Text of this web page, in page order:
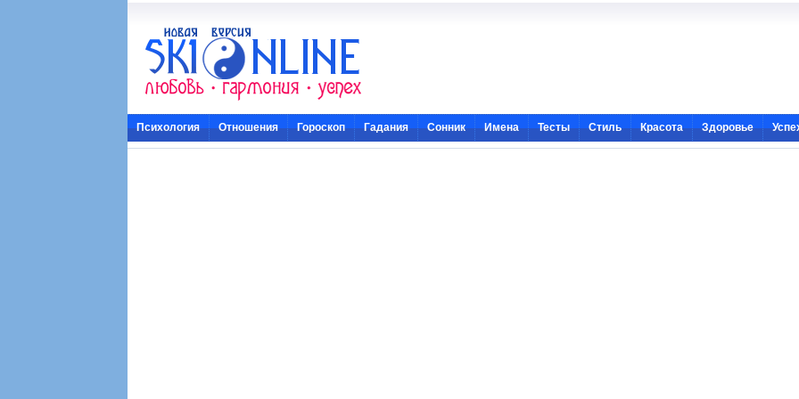
Психология Отношения Гороскоп Гадания Сонник Имена Тесты Стиль Красота Здоровье